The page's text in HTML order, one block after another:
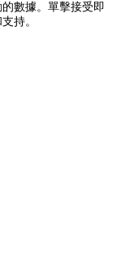
數據。單擊接受即
持。